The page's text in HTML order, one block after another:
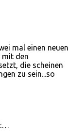
mal einen neuen
mit den
die scheinen
zu sein...so